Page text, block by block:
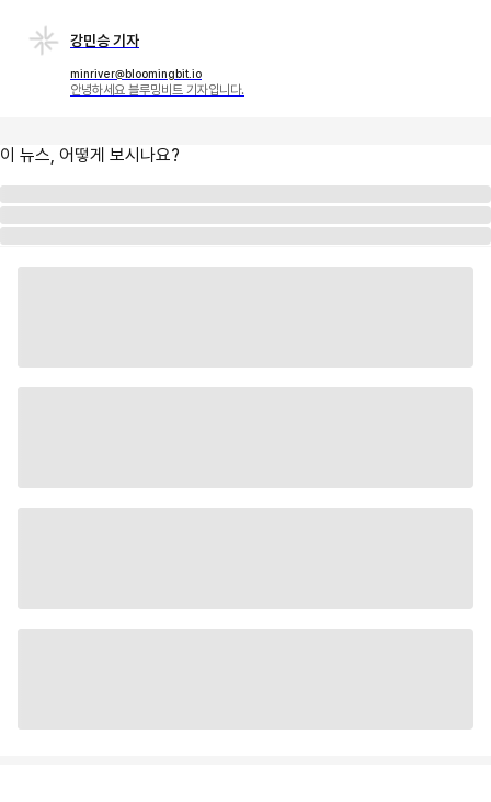
강민승 기자
minriver@bloomingbit.io
안녕하세요 블루밍비트 기자입니다.
이 뉴스, 어떻게 보시나요?